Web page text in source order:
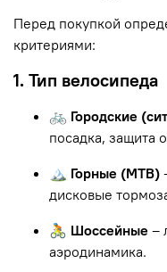
Перед покупкой
критериями:
1. Тип велосипеда
🚲 Городские
посадка, защита
🏔 Горные (MTB)
дисковые
🚴 Шоссейные –
аэродинамика.